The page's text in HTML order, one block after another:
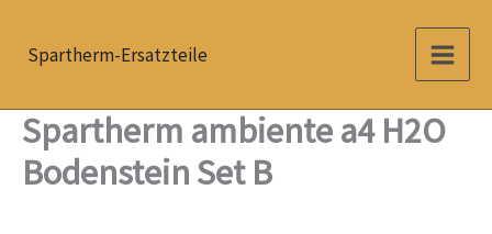
InhaltSpartherm-Ersatzteile
Spartherm ambiente a4 H2O
Bodenstein Set B